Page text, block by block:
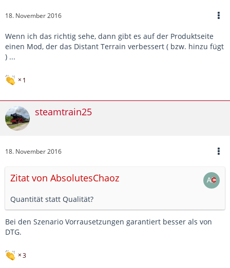
18. November 2016
Wenn ich das richtig sehe, dann gibt es auf der Produktseite
einen Mod, der das Distant Terrain verbessert ( bzw. hinzu fügt
) ...
1
steamtrain25
18. November 2016
Zitat von AbsolutesChaoz
Quantität statt Qualität?
Bei den Szenario Vorrausetzungen garantiert besser als von
DTG.
3